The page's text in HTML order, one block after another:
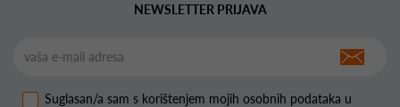
NEWSLETTER PRIJAVA
Suglasan/a sam s korištenjem mojih osobnih podataka u